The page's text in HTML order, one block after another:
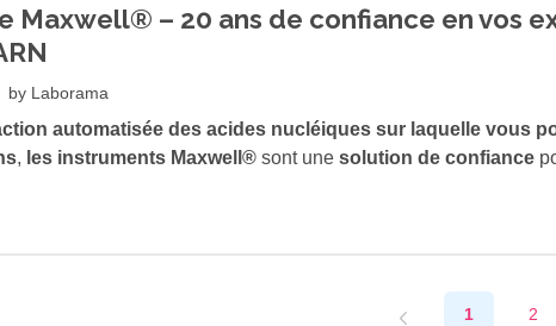
Maxwell® – 20 ans de confiance en vos
by Laborama
automatisée des acides nucléiques sur laquelle vous
, les instruments Maxwell® sont unesolution de confiance
1 2